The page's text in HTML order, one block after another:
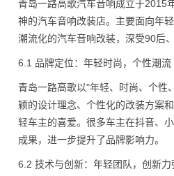
青岛一路高歌汽车音响成立于2015
神的汽车音响改装店。主要面向年
潮流化的汽车音响改装，深受90后
6.1 品牌定位：年轻时尚，个性潮流
青岛一路高歌以"年轻、时尚、个性
颖的设计理念、个性化的改装方案
轻车主的喜爱。很多车主在抖音、
成果，进一步提升了品牌影响力。
6.2 技术与创新：年轻团队，创新力